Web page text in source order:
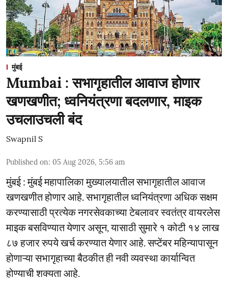
मुंबई
Mumbai : सभागृहातील आवाज होणार
खणखणीत; ध्वनियंत्रणा बदलणार, माइक
उचलाउचली बंद
Swapnil S
Published on: 05 Aug 2026, 5:56 am
मुंबई : मुंबई महापालिका मुख्यालयातील सभागृहातील आवाज
खणखणीत होणार आहे. सभागृहातील ध्वनियंत्रणा अधिक सक्षम
करण्यासाठी प्रत्येक नगरसेवकाच्या टेबलावर स्वतंत्र वायरलेस
माइक बसविण्यात येणार असून, यासाठी सुमारे १ कोटी १४ लाख
८७ हजार रुपये खर्च करण्यात येणार आहे. सप्टेंबर महिन्यापासून
होणाऱ्या सभागृहाच्या बैठकीत ही नवी व्यवस्था कार्यान्वित
होण्याची शक्यता आहे.